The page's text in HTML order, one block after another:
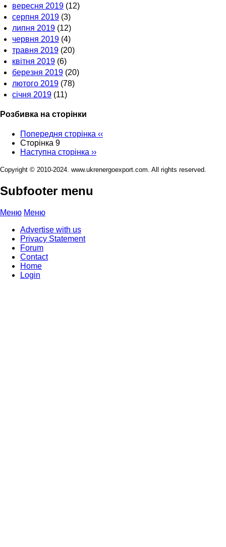
вересня 2019 (12)
серпня 2019 (3)
липня 2019 (12)
червня 2019 (4)
травня 2019 (20)
квітня 2019 (6)
березня 2019 (20)
лютого 2019 (78)
січня 2019 (11)
Розбивка на сторінки
Попередня сторінка ‹‹
Сторінка 9
Наступна сторінка ››
Copyright © 2010-2024. www.ukrenergoexport.com. All rights reserved.
Subfooter menu
Меню Меню
Advertise with us
Privacy Statement
Forum
Contact
Home
Login